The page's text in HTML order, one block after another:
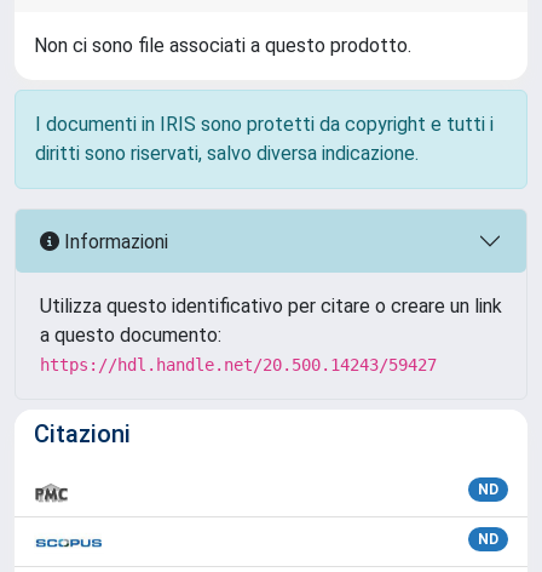
Non ci sono file associati a questo prodotto.
I documenti in IRIS sono protetti da copyright e tutti i
diritti sono riservati, salvo diversa indicazione.
Informazioni
Utilizza questo identificativo per citare o creare un link
a questo documento:
https://hdl.handle.net/20.500.14243/59427
Citazioni
ND
ND